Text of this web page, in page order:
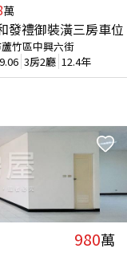
萬
發禮御裝潢三房車位
竹區中興六街
3房2廳 12.4年
980萬